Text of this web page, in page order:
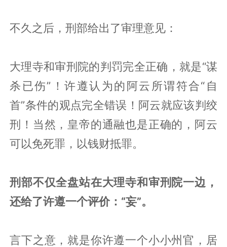
不久之后，刑部给出了审理意见：
大理寺和审刑院的判罚完全正确，就是“谋
杀已伤”！许遵认为的阿云所谓符合“自
首”条件的观点完全错误！阿云就应该判绞
刑！当然，皇帝的通融也是正确的，阿云
可以免死罪，以钱财抵罪。
刑部不仅全盘站在大理寺和审刑院一边，
还给了许遵一个评价：“妄”。
言下之意，就是你许遵一个小小州官，居